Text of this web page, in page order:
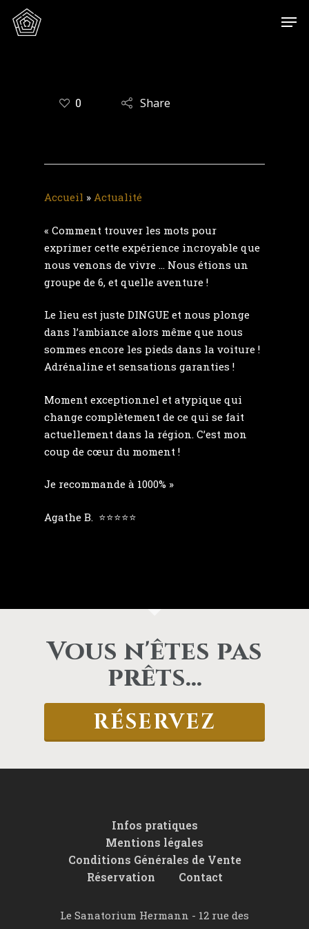
Share
0
Accueil » Actualité
« Comment trouver les mots pour
exprimer cette expérience incroyable que
nous venons de vivre … Nous étions un
groupe de 6, et quelle aventure !
Le lieu est juste DINGUE et nous plonge
dans l’ambiance alors même que nous
sommes encore les pieds dans la voiture !
Adrénaline et sensations garanties !
Moment exceptionnel et atypique qui
change complètement de ce qui se fait
actuellement dans la région. C’est mon
coup de cœur du moment !
Je recommande à 1000% »
Agathe B. ⭐⭐⭐⭐⭐
Vous n'êtes pas
prêts...
RÉSERVEZ
Infos pratiques
Mentions légales
Conditions Générales de Vente
Réservation
Contact
Le Sanatorium Hermann - 12 rue des